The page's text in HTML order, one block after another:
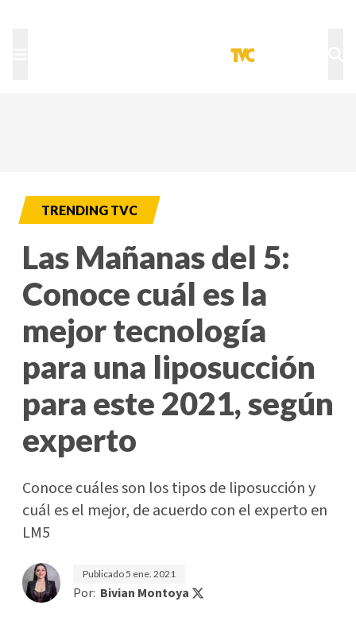
TRENDING TVC
Las Mañanas del 5:
Conoce cuál es la
mejor tecnología
para una liposucción
para este 2021, según
experto
Conoce cuáles son los tipos de liposucción y
cuál es el mejor, de acuerdo con el experto en
LM5
Publicado5 ene. 2021
Por: Bivian Montoya